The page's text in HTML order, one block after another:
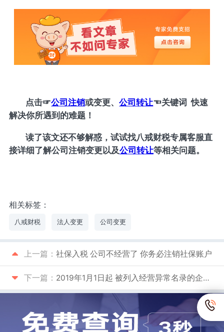
点击☞公司注销或变更、公司转让☜关键词 快速
解决你所遇到的难题！
读了该文还不够解惑，试试找八戒财税专属客服直
接详细了解公司注销变更以及公司转让等相关问题。
相关标签：
八戒财税 法人变更 公司变更
上一篇： 社保入税 公司不经营了 你务必注销社保账户
下一篇： 2019年1月1日起 被列入经营异常名录的企业 可申请简易注销